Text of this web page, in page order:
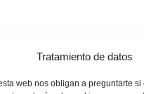
Tratamiento de datos
web nos obligan a preguntarte
nom, correu electrònic i lloc web